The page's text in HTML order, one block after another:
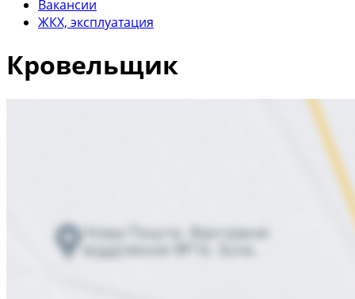
Вакансии
ЖКХ, эксплуатация
Кровельщик